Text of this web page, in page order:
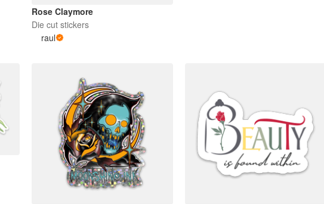
Rose Claymore
Die cut stickers
raul